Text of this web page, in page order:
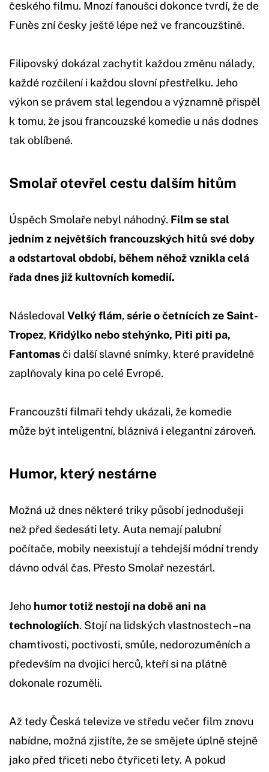
českého filmu. Mnozí fanoušci dokonce tvrdí, že de
Funès zní česky ještě lépe než ve francouzštině.
Filipovský dokázal zachytit každou změnu nálady,
každé rozčilení i každou slovní přestřelku. Jeho
výkon se právem stal legendou a významně přispěl
k tomu, že jsou francouzské komedie u nás dodnes
tak oblíbené.
Smolař otevřel cestu dalším hitům
Úspěch Smolaře nebyl náhodný. Film se stal
jedním z největších francouzských hitů své doby
a odstartoval období, během něhož vznikla celá
řada dnes již kultovních komedií.
NásledovalVelký flám,série o četnících ze Saint-
Tropez, Křidýlko nebo stehýnko, Piti piti pa,
Fantomasči další slavné snímky, které pravidelně
zaplňovaly kina po celé Evropě.
Francouzští filmaři tehdy ukázali, že komedie
může být inteligentní, bláznivá i elegantní zároveň.
Humor, který nestárne
Možná už dnes některé triky působí jednodušeji
než před šedesáti lety. Auta nemají palubní
počítače, mobily neexistují a tehdejší módní trendy
dávno odvál čas. Přesto Smolař nezestárl.
Jeho humor totiž nestojí na době ani na
technologiích. Stojí na lidských vlastnostech – na
chamtivosti, poctivosti, smůle, nedorozuměních a
především na dvojici herců, kteří si na plátně
dokonale rozuměli.
Až tedy Česká televize ve středu večer film znovu
nabídne, možná zjistíte, že se smějete úplně stejně
jako před třiceti nebo čtyřiceti lety. A pokud